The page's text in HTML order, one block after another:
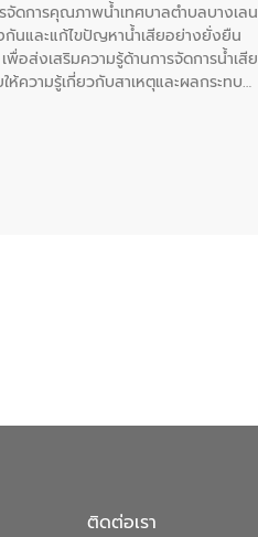
ดการคุณภาพน้ำเทศบาลตำบลบางเลน
กันและแก้ไขปัญหาน้ำเสียอย่างยั่งยืน
อส่งเสริมความรู้ด้านการจัดการน้ำเสีย
ความรู้เกี่ยวกับสาเหตุและผลกระทบ
บาลตำบลบางเลน จังหวัดนครปฐม
ติดต่อเรา